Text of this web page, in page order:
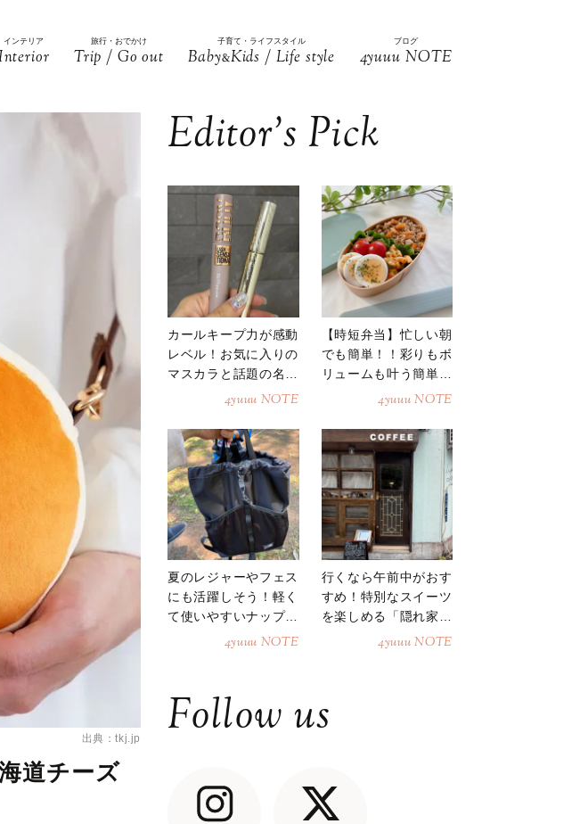
インテリア 旅行・おでかけ
Trip / Go out
子育て・ライフスタイル
Baby&Kids / Life style
ブログ
4yuuu NOTE
出典：tkj.jp
道チーズ
Editor’s Pick
カールキープ力が感動
レベル！お気に入りの
マスカラと話題の名品
4yuuu NOTE
【時短弁当】忙しい朝
でも簡単！！彩りもボ
リュームも叶う簡単そ
4yuuu NOTE
夏のレジャーやフェス
にも活躍しそう！軽く
て使いやすいナップサ
4yuuu NOTE
行くなら午前中がおす
すめ！特別なスイーツ
を楽しめる「隠れ家カ
4yuuu NOTE
Follow us